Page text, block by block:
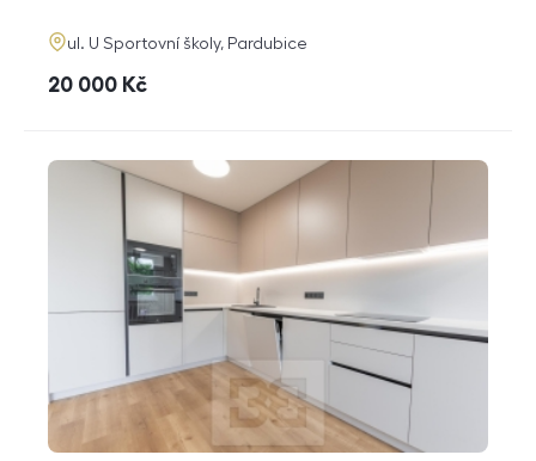
adresa
ul. U Sportovní školy, Pardubice
cena
20 000 Kč